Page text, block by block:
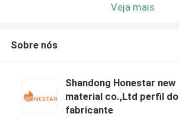
Veja mais
Sobre nós
Shandong Honestar new
material co.,Ltd perfil do
fabricante